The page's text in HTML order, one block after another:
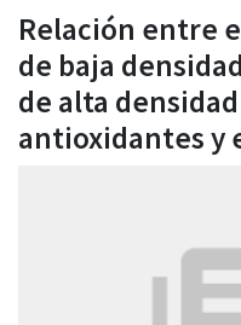
Relación entre
de baja
de alta
antioxidantes y